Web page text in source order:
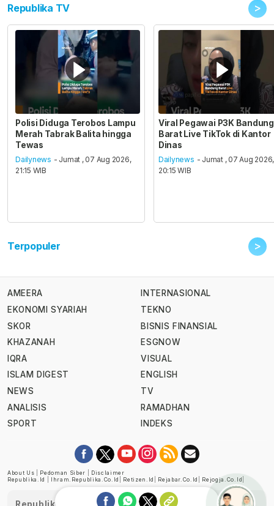
Republika TV >
Polisi Diduga Terobos Lampu
Merah Tabrak Balita hingga
Tewas
Dailynews - Jumat , 07 Aug 2026,
21:15 WIB
Viral Pegawai P3K Bandung
Barat Live TikTok di Kantor
Dinas
Dailynews - Jumat , 07 Aug 2026,
20:15 WIB
Terpopuler >
AMEERA
EKONOMI SYARIAH
SKOR
KHAZANAH
IQRA
ISLAM DIGEST
NEWS
ANALISIS
SPORT
INTERNASIONAL
TEKNO
BISNIS FINANSIAL
ESGNOW
VISUAL
ENGLISH
TV
RAMADHAN
INDEKS
About Us Pedoman Siber
Disclaimer
Republika.id
Ihram.republika.co.id Retizen.id Rejabar.co.id Rejogja.co.id